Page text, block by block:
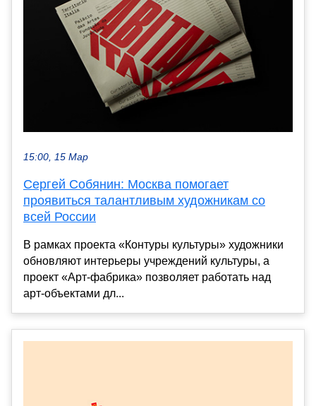
15:00, 15 Мар
Сергей Собянин: Москва помогает
проявиться талантливым художникам со
всей России
В рамках проекта «Контуры культуры» художники
обновляют интерьеры учреждений культуры, а
проект «Арт-фабрика» позволяет работать над
арт-объектами дл...